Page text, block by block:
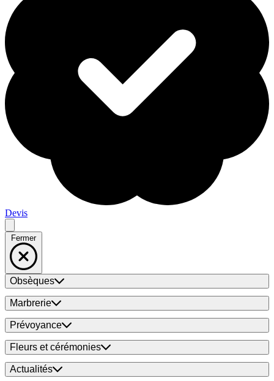
Devis
Fermer
Obsèques
Marbrerie
Prévoyance
Fleurs et cérémonies
Actualités